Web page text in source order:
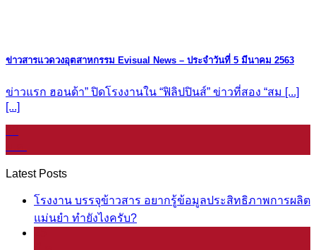
ข่าวสารแวดวงอุตสาหกรรม Evisual News – ประจำวันที่ 5 มีนาคม 2563
ข่าวแรก ฮอนด้า” ปิดโรงงานใน “ฟิลิปปินส์” ข่าวที่สอง “สม [...]
[...]
Latest Posts
โรงงาน บรรจุข้าวสาร อยากรู้ข้อมูลประสิทธิภาพการผลิต
แม่นยำ ทำยังไงครับ?